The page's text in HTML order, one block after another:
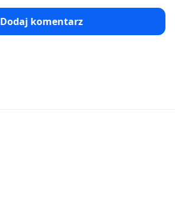
Dodaj komentarz